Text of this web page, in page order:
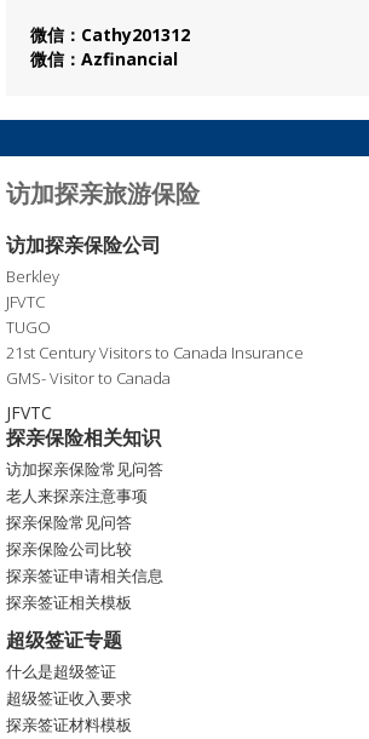
微信：Cathy201312
微信：Azfinancial
访加探亲旅游保险
访加探亲保险公司
Berkley
JFVTC
TUGO
21st Century Visitors to Canada Insurance
GMS- Visitor to Canada
JFVTC
探亲保险相关知识
访加探亲保险常见问答
老人来探亲注意事项
探亲保险常见问答
探亲保险公司比较
探亲签证申请相关信息
探亲签证相关模板
超级签证专题
什么是超级签证
超级签证收入要求
探亲签证材料模板